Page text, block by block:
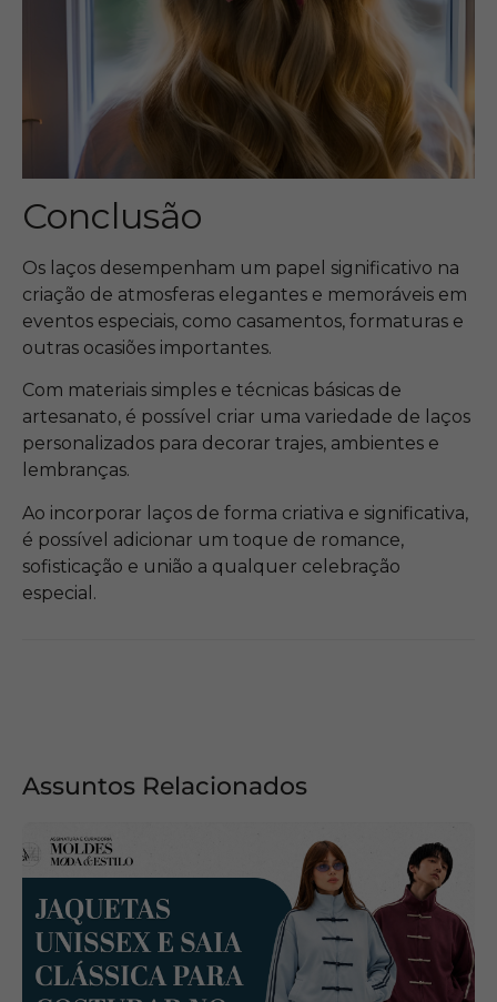
Conclusão
Os laços desempenham um papel significativo na
criação de atmosferas elegantes e memoráveis em
eventos especiais, como casamentos, formaturas e
outras ocasiões importantes.
Com materiais simples e técnicas básicas de
artesanato, é possível criar uma variedade de laços
personalizados para decorar trajes, ambientes e
lembranças.
Ao incorporar laços de forma criativa e significativa,
é possível adicionar um toque de romance,
sofisticação e união a qualquer celebração
especial.
Assuntos Relacionados